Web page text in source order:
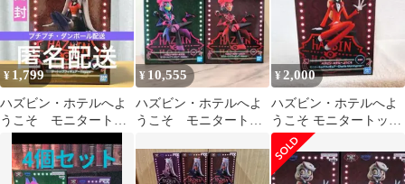
¥ 1,799
ハズビン・ホテルへよ
うこそ モニタートッ
Vaggie ヴァギー
¥ 10,555
ハズビン・ホテルへよ
うこそ モニタートッ
ター 2種セット
¥2,000
ハズビン・ホテルへよ
うこそ モニタートップ
フィギュア チャーリ
ーモーニングスター